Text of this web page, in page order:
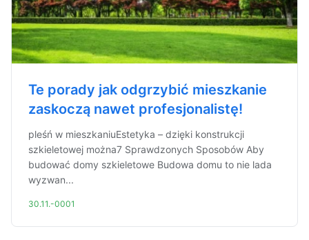
Te porady jak odgrzybić mieszkanie
zaskoczą nawet profesjonalistę!
pleśń w mieszkaniuEstetyka – dzięki konstrukcji
szkieletowej można7 Sprawdzonych Sposobów Aby
budować domy szkieletowe Budowa domu to nie lada
wyzwan...
30.11.-0001